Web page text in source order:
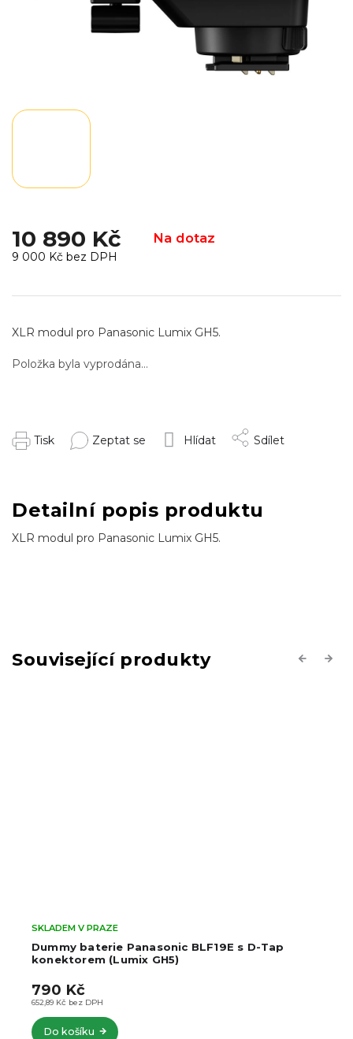
10 890 Kč Na dotaz
9 000 Kč bez DPH
cena:
Položka byla vyprodána…
XLR modul pro Panasonic Lumix GH5.
Tisk Zeptat se Hlídat Sdílet
Detailní popis produktu
XLR modul pro Panasonic Lumix GH5.
Související produkty Previous
Dummy baterie Panasonic BLF19E s D-Tap
konektorem (Lumix GH5)
SKLADEM V PRAZE
652,89 Kč bez DPH
790 Kč
Do košíku
Next